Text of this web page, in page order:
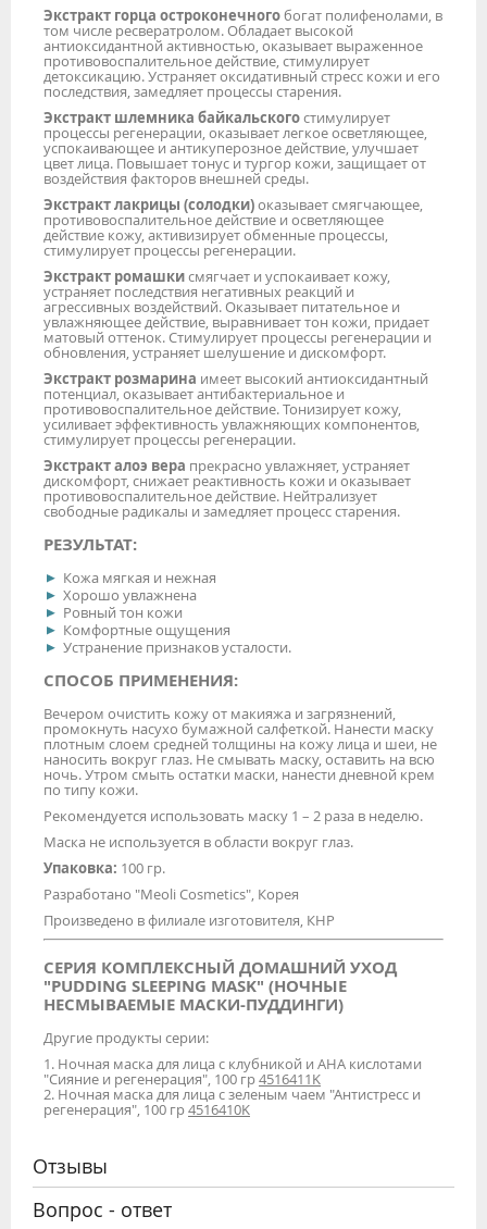
Экстракт горца остроконечногобогат полифенолами, в
том числе ресвератролом. Обладает высокой
антиоксидантной активностью, оказывает выраженное
противовоспалительное действие, стимулирует
детоксикацию. Устраняет оксидативный стресс кожи и его
последствия, замедляет процессы старения.
Экстракт шлемника байкальскогостимулирует
процессы регенерации, оказывает легкое осветляющее,
успокаивающее и антикуперозное действие, улучшает
цвет лица. Повышает тонус и тургор кожи, защищает от
воздействия факторов внешней среды.
Экстракт лакрицы (солодки)оказывает смягчающее,
противовоспалительное действие и осветляющее
действие кожу, активизирует обменные процессы,
стимулирует процессы регенерации.
Экстракт ромашкисмягчает и успокаивает кожу,
устраняет последствия негативных реакций и
агрессивных воздействий. Оказывает питательное и
увлажняющее действие, выравнивает тон кожи, придает
матовый оттенок. Стимулирует процессы регенерации и
обновления, устраняет шелушение и дискомфорт.
Экстракт розмарина имеет высокий антиоксидантный
потенциал, оказывает антибактериальное и
противовоспалительное действие. Тонизирует кожу,
усиливает эффективность увлажняющих компонентов,
стимулирует процессы регенерации.
Экстракт алоэ вера прекрасно увлажняет, устраняет
дискомфорт, снижает реактивность кожи и оказывает
противовоспалительное действие. Нейтрализует
свободные радикалы и замедляет процесс старения.
РЕЗУЛЬТАТ:
Кожа мягкая и нежная
Хорошо увлажнена
Ровный тон кожи
Комфортные ощущения
Устранение признаков усталости.
СПОСОБ ПРИМЕНЕНИЯ:
Вечером очистить кожу от макияжа и загрязнений,
промокнуть насухо бумажной салфеткой. Нанести маску
плотным слоем средней толщины на кожу лица и шеи, не
наносить вокруг глаз. Не смывать маску, оставить на всю
ночь. Утром смыть остатки маски, нанести дневной крем
по типу кожи.
Рекомендуется использовать маску 1 – 2 раза в неделю.
Маска не используется в области вокруг глаз.
Упаковка: 100 гр.
Разработано "Meoli Cosmetics", Корея
Произведено в филиале изготовителя, КНР
СЕРИЯ КОМПЛЕКСНЫЙ ДОМАШНИЙ УХОД
"PUDDING SLEEPING MASK" (НОЧНЫЕ
НЕСМЫВАЕМЫЕ МАСКИ-ПУДДИНГИ)
Другие продукты серии:
1. Ночная маска для лица с клубникой и АНА кислотами
"Сияние и регенерация", 100 гр4516411K
2. Ночная маска для лица с зеленым чаем "Антистресс и
регенерация", 100 гр4516410K
Отзывы
Вопрос - ответ